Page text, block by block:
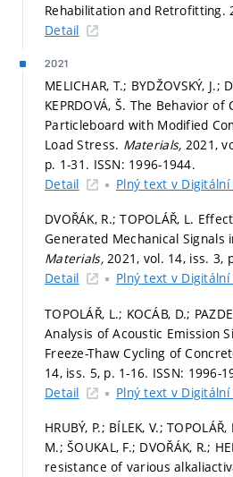
Rehabilitation and Retrofitting.
Detail
2021
MELICHAR, T.; BYDŽOVSKÝ, J.;
KEPRDOVÁ, Š. The Behavior
Particleboard with Modified
Load Stress. Materials, 2021,
p. 1-31. ISSN: 1996-1944.
Detail
Plný text v Digitální
DVOŘÁK, R.; TOPOLÁŘ, L.
Generated Mechanical Signals
Materials,2021, vol. 14, iss. 3,
Detail
Plný text v Digitální
TOPOLÁŘ, L.; KOCÁB, D.;
Analysis of Acoustic Emission
Freeze-Thaw Cycling of
14, iss. 5, p. 1-16. ISSN: 1996-
Detail
Plný text v Digitální
HRUBÝ, P.; BÍLEK, V.;
M.; ŠOUKAL, F.; DVOŘÁK, R.;
resistance of various